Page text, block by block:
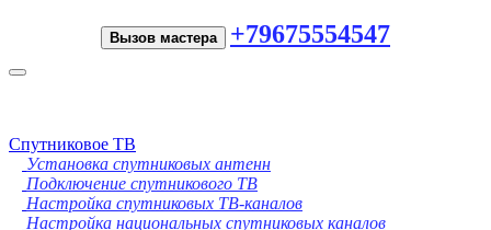
Вызов мастера +79675554547
Toggle
Спутниковое ТВ
Установка спутниковых антенн
Подключение спутникового ТВ
Настройка спутниковых ТВ-каналов
Настройка национальных спутниковых каналов